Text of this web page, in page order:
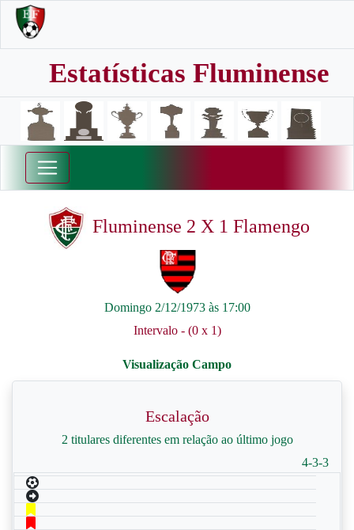
Estatísticas Fluminense
Fluminense 2 X 1 Flamengo
Domingo 2/12/1973 às 17:00
Intervalo - (0 x 1)
Escalação
2 titulares diferentes em relação ao último jogo
4-3-3